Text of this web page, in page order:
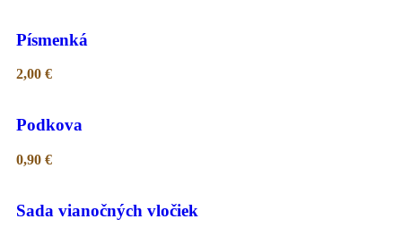
Písmenká
2,00 €
Podkova
0,90 €
Sada vianočných vločiek